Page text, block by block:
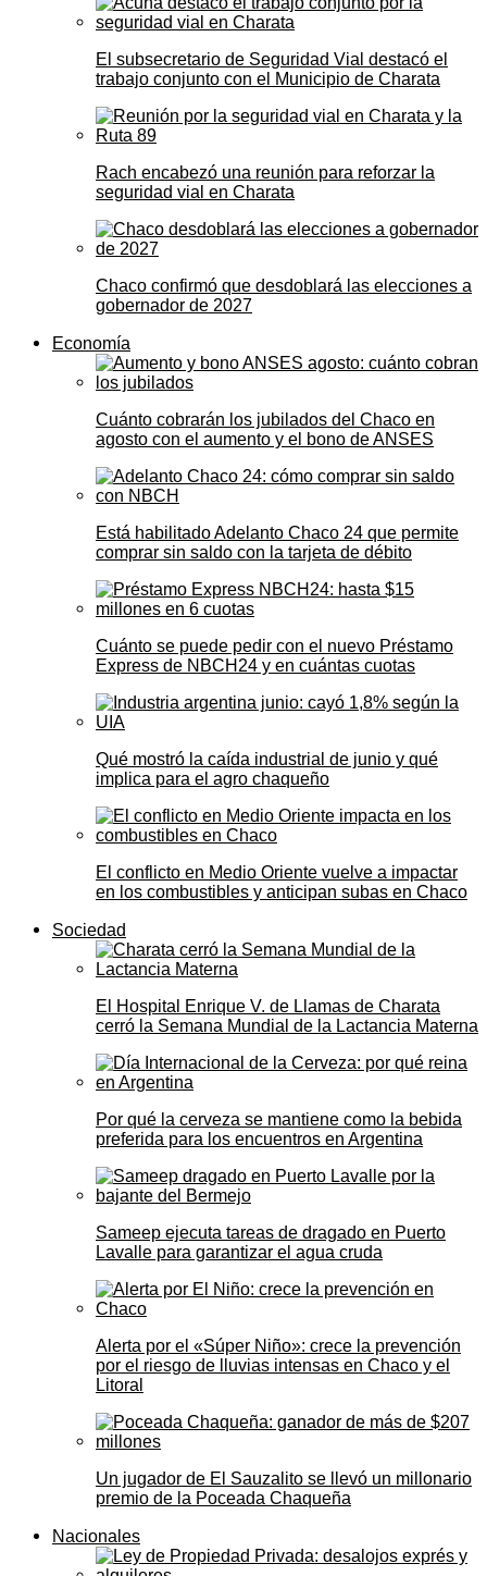
El subsecretario de Seguridad Vial destacó el
trabajo conjunto con el Municipio de Charata
Rach encabezó una reunión para reforzar la
seguridad vial en Charata
Chaco confirmó que desdoblará las elecciones a
gobernador de 2027
Economía
Cuánto cobrarán los jubilados del Chaco en
agosto con el aumento y el bono de ANSES
Está habilitado Adelanto Chaco 24 que permite
comprar sin saldo con la tarjeta de débito
Cuánto se puede pedir con el nuevo Préstamo
Express de NBCH24 y en cuántas cuotas
Qué mostró la caída industrial de junio y qué
implica para el agro chaqueño
El conflicto en Medio Oriente vuelve a impactar
en los combustibles y anticipan subas en Chaco
Sociedad
El Hospital Enrique V. de Llamas de Charata
cerró la Semana Mundial de la Lactancia Materna
Por qué la cerveza se mantiene como la bebida
preferida para los encuentros en Argentina
Sameep ejecuta tareas de dragado en Puerto
Lavalle para garantizar el agua cruda
Alerta por el «Súper Niño»: crece la prevención
por el riesgo de lluvias intensas en Chaco y el
Litoral
Un jugador de El Sauzalito se llevó un millonario
premio de la Poceada Chaqueña
Nacionales